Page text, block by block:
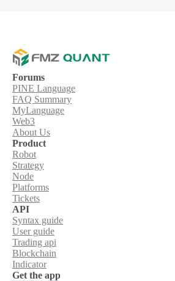
Forums
PINE Language
FAQ Summary
MyLanguage
Web3
About Us
Product
Robot
Strategy
Node
Platforms
Tickets
API
Syntax guide
User guide
Trading api
Blockchain
Indicator
Get the app